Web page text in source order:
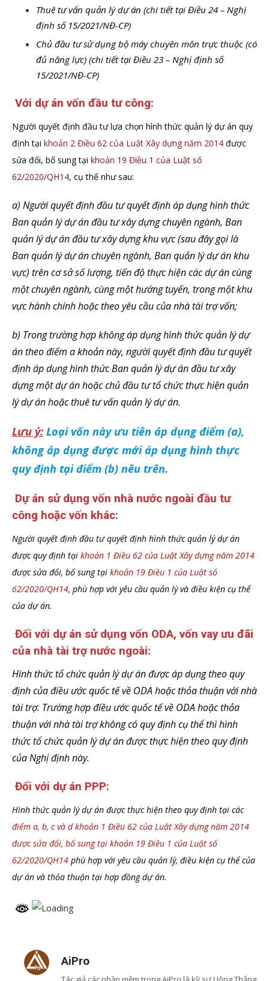
Thuê tư vấn quản lý dự án (chi tiết tại Điều 24 – Nghị
định số 15/2021/NĐ-CP)
Chủ đầu tư sử dụng bộ máy chuyên môn trực thuộc (có
đủ năng lực) (chi tiết tại Điều 23 – Nghị định số
15/2021/NĐ-CP)
Với dự án vốn đầu tư công:
Người quyết định đầu tư lựa chọn hình thức quản lý dự án quy
định tại khoản 2 Điều 62 của Luật Xây dựng năm 2014 được
sửa đổi, bổ sung tại khoản 19 Điều 1 của Luật số
62/2020/QH14, cụ thể như sau:
a) Người quyết định đầu tư quyết định áp dụng hình thức
Ban quản lý dự án đầu tư xây dựng chuyên ngành, Ban
quản lý dự án đầu tư xây dựng khu vực (sau đây gọi là
Ban quản lý dự án chuyên ngành, Ban quản lý dự án khu
vực) trên cơ sở số lượng, tiến độ thực hiện các dự án cùng
một chuyên ngành, cùng một hướng tuyến, trong một khu
vực hành chính hoặc theo yêu cầu của nhà tài trợ vốn;
b) Trong trường hợp không áp dụng hình thức quản lý dự
án theo điểm a khoản này, người quyết định đầu tư quyết
định áp dụng hình thức Ban quản lý dự án đầu tư xây
dựng một dự án hoặc chủ đầu tư tổ chức thực hiện quản
lý dự án hoặc thuê tư vấn quản lý dự án.
Lưu ý: Loại vốn này ưu tiên áp dụng điểm (a),
không áp dụng được mới áp dụng hình thực
quy định tại điểm (b) nêu trên.
Dự án sử dụng vốn nhà nước ngoài đầu tư
công hoặc vốn khác:
Người quyết định đầu tư quyết định hình thức quản lý dự án
được quy định tại khoản 1 Điều 62 của Luật Xây dựng năm 2014
được sửa đổi, bổ sung tại khoản 19 Điều 1 của Luật số
62/2020/QH14, phù hợp với yêu cầu quản lý và điều kiện cụ thể
của dự án.
Đối với dự án sử dụng vốn ODA, vốn vay ưu đãi
của nhà tài trợ nước ngoài:
Hình thức tổ chức quản lý dự án được áp dụng theo quy
định của điều ước quốc tế về ODA hoặc thỏa thuận với nhà
tài trợ. Trường hợp điều ước quốc tế về ODA hoặc thỏa
thuận với nhà tài trợ không có quy định cụ thể thì hình
thức tổ chức quản lý dự án được thực hiện theo quy định
của Nghị định này.
Đối với dự án PPP:
Hình thức quản lý dự án được thực hiện theo quy định tại các
điểm a, b, c và d khoản 1 Điều 62 của Luật Xây dựng năm 2014
được sửa đổi, bổ sung tại khoản 19 Điều 1 của Luật số
62/2020/QH14 phù hợp với yêu cầu quản lý, điều kiện cụ thể của
dự án và thỏa thuận tại hợp đồng dự án.
AiPro